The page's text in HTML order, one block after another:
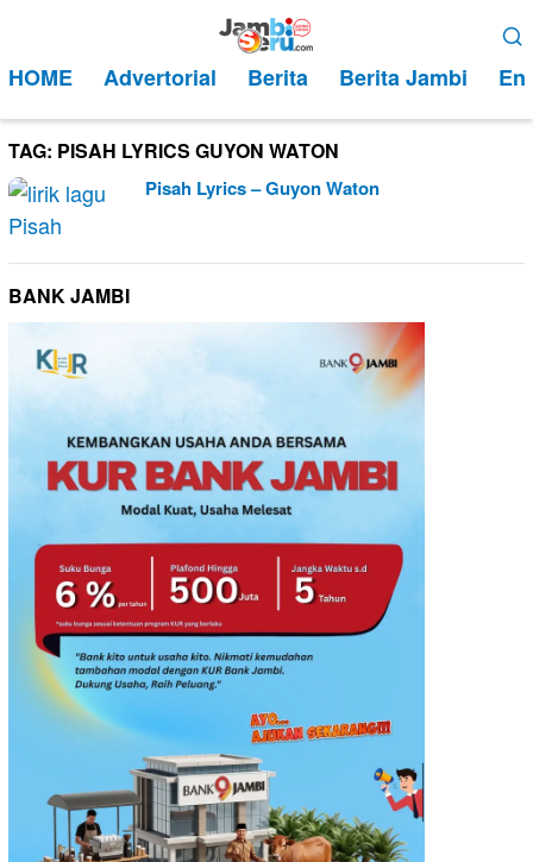
kontenMobile
HOME Advertorial Berita Berita Jambi
TAG: PISAH LYRICS GUYON WATON
Pisah Lyrics – Guyon Waton
BANK JAMBI